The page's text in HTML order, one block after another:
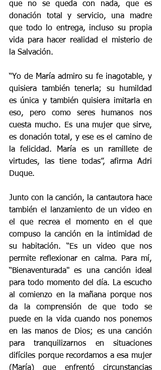
que no se queda con nada, que es
donación total y servicio, una madre
que todo lo entrega, incluso su propia
vida para hacer realidad el misterio de
la Salvación.
“Yo de María admiro su fe inagotable, y
quisiera también tenerla; su humildad
es única y también quisiera imitarla en
eso, pero como seres humanos nos
cuesta mucho. Es una mujer que sirve,
es donación total, y ese es el camino de
la felicidad. María es un ramillete de
virtudes, las tiene todas”, afirma Adri
Duque.
Junto con la canción, la cantautora hace
también el lanzamiento de un video en
el que recrea el momento en el que
compuso la canción en la intimidad de
su habitación. “Es un video que nos
permite reflexionar en calma. Para mí,
“Bienaventurada" es una canción ideal
para todo momento del día. La escucho
al comienzo en la mañana porque nos
da la comprensión de que todo se
puede en la vida cuando nos ponemos
en las manos de Dios; es una canción
para tranquilizarnos en situaciones
difíciles porque recordamos a esa mujer
(María) que enfrentó circunstancias